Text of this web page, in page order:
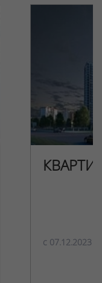
c 07.12.2023